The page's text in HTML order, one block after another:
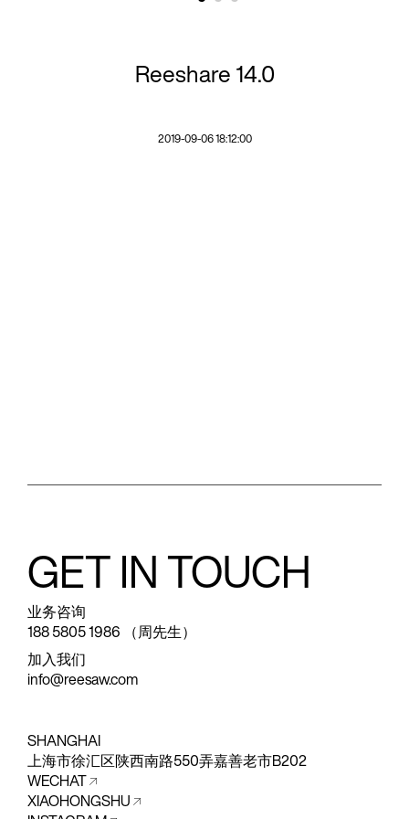
Reeshare 14.0
2019-09-06 18:12:00
GET IN TOUCH
业务咨询
188 5805 1986 （周先生）
加入我们
info@reesaw.com
SHANGHAI
上海市徐汇区陕西南路550弄嘉善老市B202
WECHAT
XIAOHONGSHU